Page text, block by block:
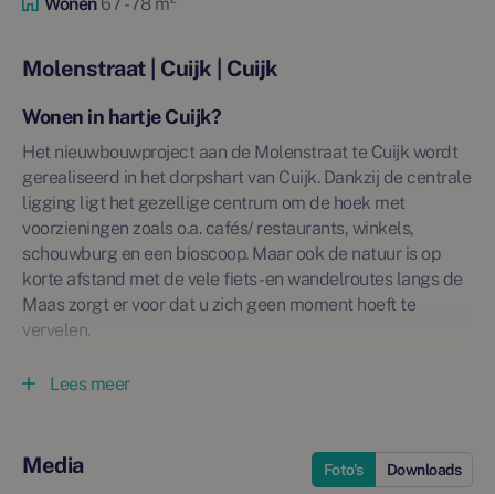
Molenstraat | Cuijk | Cuijk
Wonen in hartje Cuijk?
Het nieuwbouwproject aan de Molenstraat te Cuijk wordt
gerealiseerd in het dorpshart van Cuijk. Dankzij de centrale
ligging ligt het gezellige centrum om de hoek met
voorzieningen zoals o.a. cafés/ restaurants, winkels,
schouwburg en een bioscoop. Maar ook de natuur is op
korte afstand met de vele fiets- en wandelroutes langs de
Maas zorgt er voor dat u zich geen moment hoeft te
vervelen.
De appartementen in het nieuwbouwproject aan de
worden de woning afgewerkt met sanitair en tegelwerk en
u ontvang een keukencheque zodat een droomkeuken kan
Lees meer
Media Foto's Downloads